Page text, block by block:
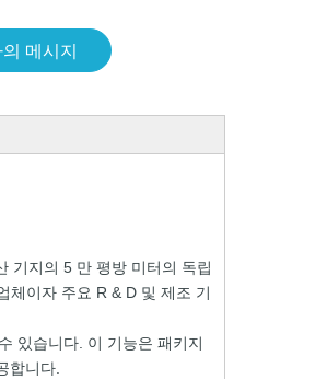
메시지
기지의 5 만 평방 미터의 독립
체이자 주요 R & D 및 제조 기
있습니다. 이 기능은 패키지
합니다.